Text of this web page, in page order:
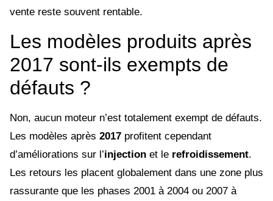
vente reste souvent rentable.
Les modèles produits après
2017 sont-ils exempts de
défauts ?
Non, aucun moteur n’est totalement exempt de défauts.
Les modèles après 2017 profitent cependant
d’améliorations sur l’injection et le refroidissement.
Les retours les placent globalement dans une zone plus
rassurante que les phases 2001 à 2004 ou 2007 à